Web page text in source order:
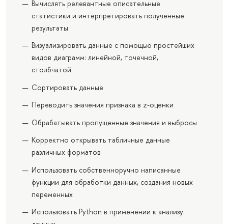
Вычислять релевантные описательные
статистики и интерпретировать полученные
результаты
Визуализировать данные с помощью простейших
видов диаграмм: линейной, точечной,
столбчатой
Сортировать данные
Переводить значения признака в z-оценки
Обрабатывать пропущенные значения и выбросы
Корректно открывать табличные данные
различных форматов
Использовать собственноручно написанные
функции для обработки данных, создания новых
переменных
Использовать Python в применении к анализу